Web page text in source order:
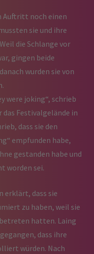
Auftritt noch einen
sie und ihre
die Schlange vor
gingen beide
wurden sie von
were joking“, schrieb
das Festivalgelände in
dass sie den
empfunden habe,
gestanden habe und
worden sei.
dass sie
zu haben, weil sie
hatten. Laing
dass ihre
würden. Nach